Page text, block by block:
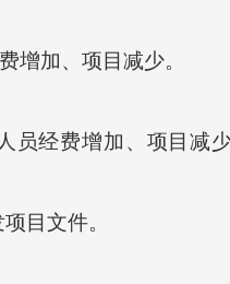
加、项目减少。
经费增加、项目减
目文件。